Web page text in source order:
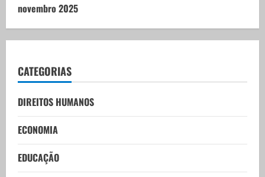
novembro 2025
CATEGORIAS
DIREITOS HUMANOS
ECONOMIA
EDUCAÇÃO